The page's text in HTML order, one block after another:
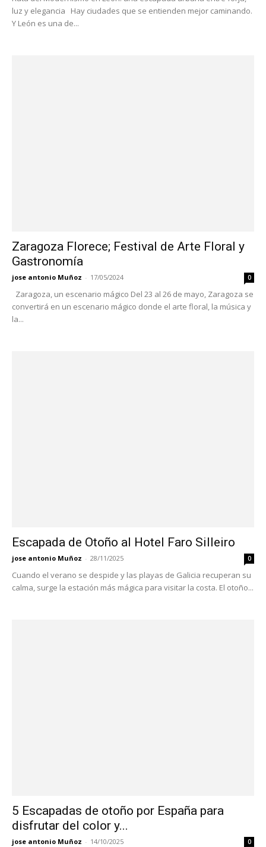
luz y elegancia Hay ciudades que se entienden mejor caminando.
Y León es una de...
Zaragoza Florece; Festival de Arte Floral y
Gastronomía
jose antonio Muñoz - 17/05/2024 0
Zaragoza, un escenario mágico Del 23 al 26 de mayo, Zaragoza se
convertirá en un escenario mágico donde el arte floral, la música y
la...
Escapada de Otoño al Hotel Faro Silleiro
jose antonio Muñoz - 28/11/2025 0
Cuando el verano se despide y las playas de Galicia recuperan su
calma, surge la estación más mágica para visitar la costa. El otoño...
5 Escapadas de otoño por España para
disfrutar del color y...
jose antonio Muñoz - 14/10/2025 0